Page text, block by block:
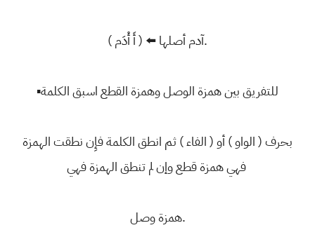
آدم أصلها ⬅️ ( أَ أْدَم ).
▪للتفريق بين همزة الوصل وهمزة القطع اسبق الكلمة
بحرف ( الواو ) أو ( الفاء ) ثم انطق الكلمة فإِن نطقت الهمزة
فهي همزة قطع وإن لم تنطق الهمزة فهي
همزة وصل.